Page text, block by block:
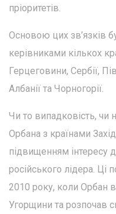
пріоритетів.
Основою цих зв’язків
керівниками кількох
Герцеговини, Сербії,
Албанії та Чорногорії.
Чи то випадковість, чи
Орбана з країнами
підвищенням інтересу
російського лідера. Ці
2010 року, коли Орбан
Угорщини та розпочав